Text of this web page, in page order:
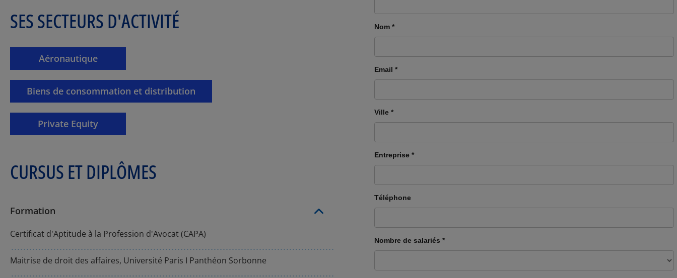
SES SECTEURS D'ACTIVITÉ
Aéronautique
Biens de consommation et distribution
Private Equity
CURSUS ET DIPLÔMES
Formation
Certificat d'Aptitude à la Profession d'Avocat (CAPA)
Maitrise de droit des affaires, Université Paris I Panthéon Sorbonne